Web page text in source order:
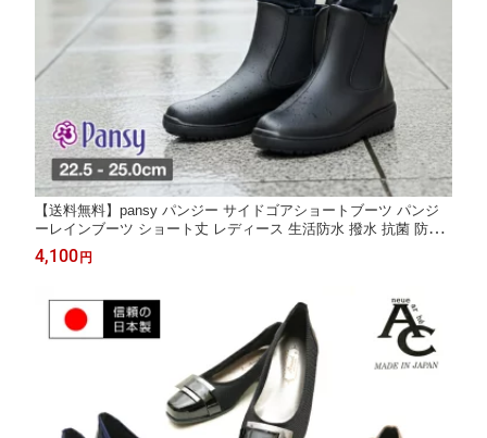
【送料無料】pansy パンジー サイドゴアショートブーツ パンジ
ーレインブーツ ショート丈 レディース 生活防水 撥水 抗菌 防臭
防滑 滑りにくい フラットソール アウトドア 海 ビーチ プール レ
ジャー キャンプ BBQ 洗車 ブラック ブラウン グリップ 3E Ark-S
4,100 円